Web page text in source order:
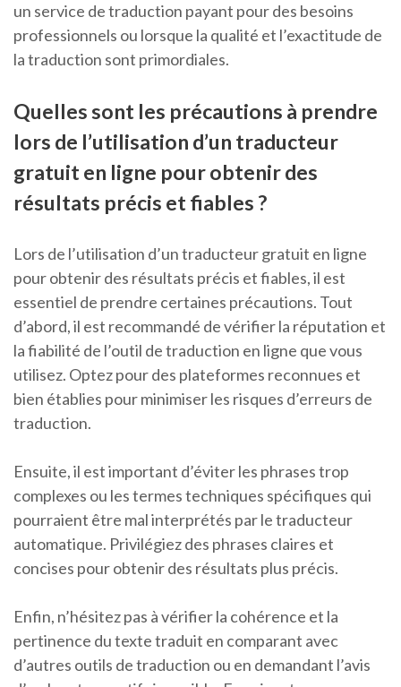
un service de traduction payant pour des besoins
professionnels ou lorsque la qualité et l’exactitude de
la traduction sont primordiales.
Quelles sont les précautions à prendre
lors de l’utilisation d’un traducteur
gratuit en ligne pour obtenir des
résultats précis et fiables ?
Lors de l’utilisation d’un traducteur gratuit en ligne
pour obtenir des résultats précis et fiables, il est
essentiel de prendre certaines précautions. Tout
d’abord, il est recommandé de vérifier la réputation et
la fiabilité de l’outil de traduction en ligne que vous
utilisez. Optez pour des plateformes reconnues et
bien établies pour minimiser les risques d’erreurs de
traduction.
Ensuite, il est important d’éviter les phrases trop
complexes ou les termes techniques spécifiques qui
pourraient être mal interprétés par le traducteur
automatique. Privilégiez des phrases claires et
concises pour obtenir des résultats plus précis.
Enfin, n’hésitez pas à vérifier la cohérence et la
pertinence du texte traduit en comparant avec
d’autres outils de traduction ou en demandant l’avis